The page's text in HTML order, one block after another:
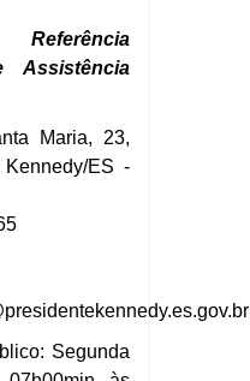
Assistência
Maria, 23,
ES -
Segunda